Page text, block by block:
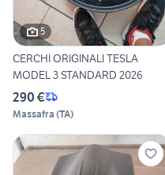
5
CERCHI ORIGINALI TESLA
MODEL 3 STANDARD 2026
290 €
Massafra (TA)